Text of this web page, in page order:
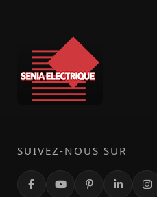
SUIVEZ-NOUS SUR